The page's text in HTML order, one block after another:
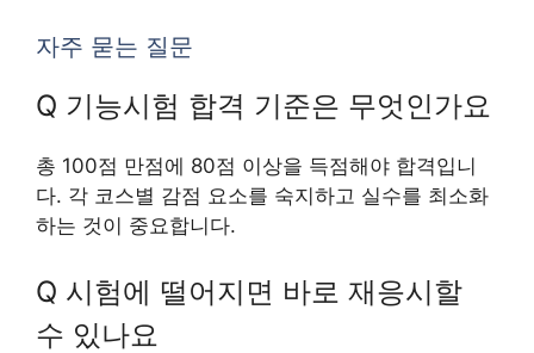
자주 묻는 질문
Q 기능시험 합격 기준은 무엇인가요
총 100점 만점에 80점 이상을 득점해야 합격입니
다. 각 코스별 감점 요소를 숙지하고 실수를 최소화
하는 것이 중요합니다.
Q 시험에 떨어지면 바로 재응시할
수 있나요